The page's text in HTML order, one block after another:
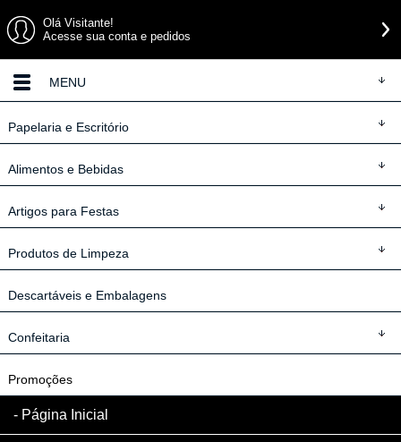
Olá Visitante!
Acesse sua conta e pedidos
MENU
Papelaria e Escritório
Alimentos e Bebidas
Artigos para Festas
Produtos de Limpeza
Descartáveis e Embalagens
Confeitaria
Promoções
Página Inicial